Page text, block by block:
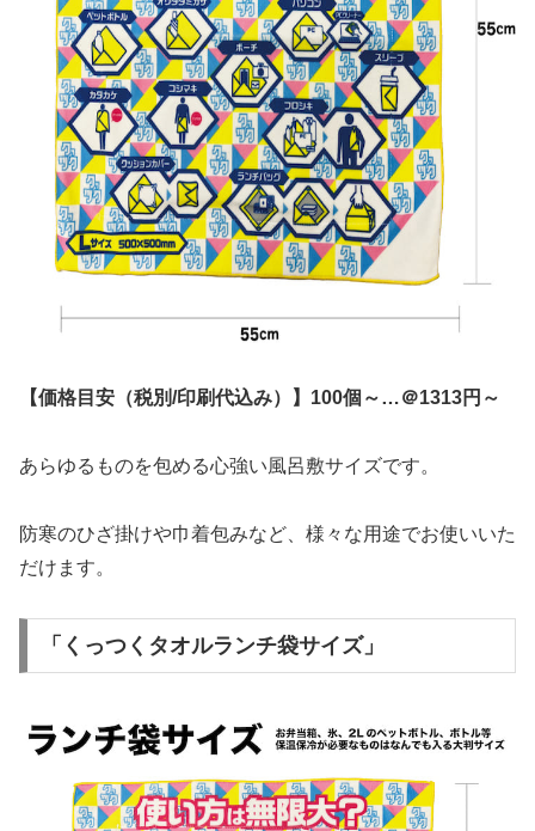
【価格目安（税別/印刷代込み）】100個～…＠1313円～
あらゆるものを包める心強い風呂敷サイズです。
防寒のひざ掛けや巾着包みなど、様々な用途でお使いいた
だけます。
「くっつくタオルランチ袋サイズ」